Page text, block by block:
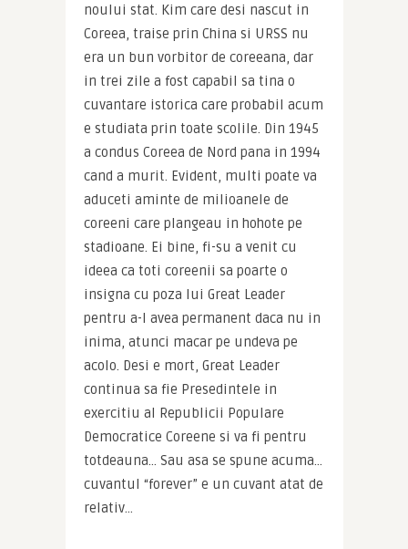
noului stat. Kim care desi nascut in
Coreea, traise prin China si URSS nu
era un bun vorbitor de coreeana, dar
in trei zile a fost capabil sa tina o
cuvantare istorica care probabil acum
e studiata prin toate scolile. Din 1945
a condus Coreea de Nord pana in 1994
cand a murit. Evident, multi poate va
aduceti aminte de milioanele de
coreeni care plangeau in hohote pe
stadioane. Ei bine, fi-su a venit cu
ideea ca toti coreenii sa poarte o
insigna cu poza lui Great Leader
pentru a-l avea permanent daca nu in
inima, atunci macar pe undeva pe
acolo. Desi e mort, Great Leader
continua sa fie Presedintele in
exercitiu al Republicii Populare
Democratice Coreene si va fi pentru
totdeauna… Sau asa se spune acuma…
cuvantul “forever” e un cuvant atat de
relativ…